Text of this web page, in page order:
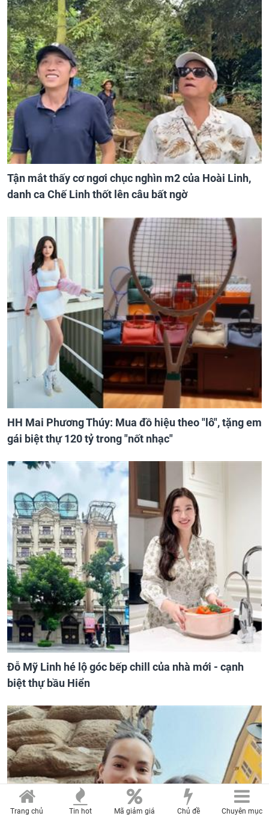
Tận mắt thấy cơ ngơi chục nghìn m2 của Hoài Linh,
danh ca Chế Linh thốt lên câu bất ngờ
HH Mai Phương Thúy: Mua đồ hiệu theo "lô", tặng em
gái biệt thự 120 tỷ trong "nốt nhạc"
Đỗ Mỹ Linh hé lộ góc bếp chill của nhà mới - cạnh
biệt thự bầu Hiển
Trang chủ Tin hot Mã giảm giá Chủ đề Chuyên mục